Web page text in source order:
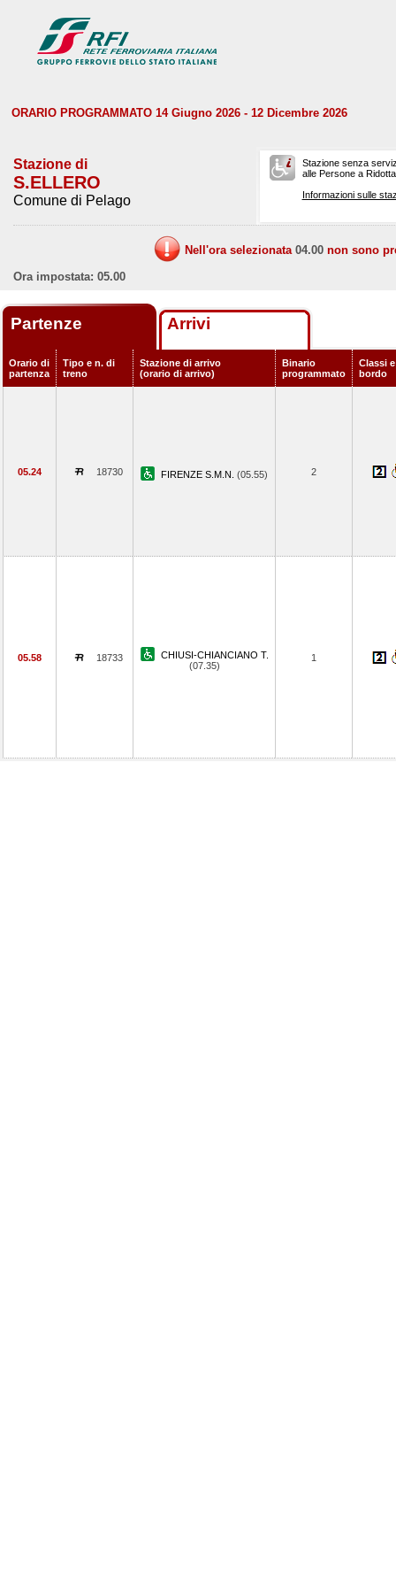
ORARIO PROGRAMMATO 14 Giugno 2026 - 12 Dicembre 2026
Stazione di
S.ELLERO
Comune di Pelago
Stazione senza
alle Persone a
Informazioni sulle
Nell'ora selezionata 04.00 non sono
Ora impostata: 05.00
Partenze Arrivi
Orario di
partenza
Tipo e n. di
treno
Stazione di arrivo
(orario di arrivo)
Binario
programmato
Classi
bordo
05.24 18730 FIRENZE S.M.N. (05.55) 2
05.58 18733
CHIUSI-CHIANCIANO T.
(07.35)
1